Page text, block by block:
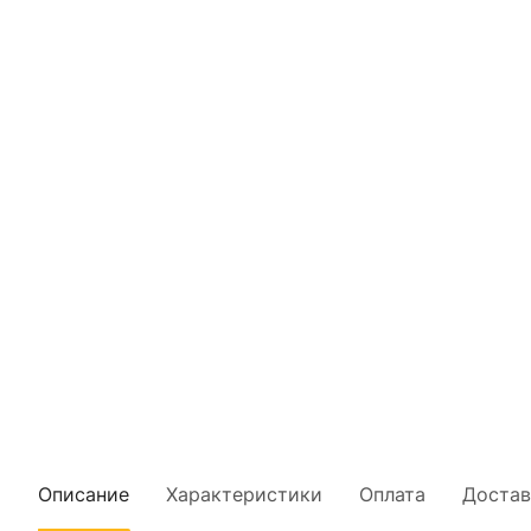
Описание Характеристики Оплата